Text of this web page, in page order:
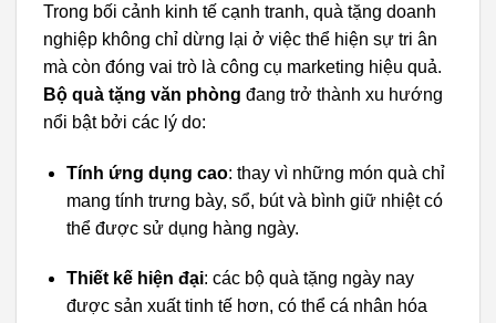
Trong bối cảnh kinh tế cạnh tranh, quà tặng doanh
nghiệp không chỉ dừng lại ở việc thể hiện sự tri ân
mà còn đóng vai trò là công cụ marketing hiệu quả.
Bộ quà tặng văn phòng đang trở thành xu hướng
nổi bật bởi các lý do:
Tính ứng dụng cao: thay vì những món quà chỉ
mang tính trưng bày, sổ, bút và bình giữ nhiệt có
thể được sử dụng hàng ngày.
Thiết kế hiện đại: các bộ quà tặng ngày nay
được sản xuất tinh tế hơn, có thể cá nhân hóa